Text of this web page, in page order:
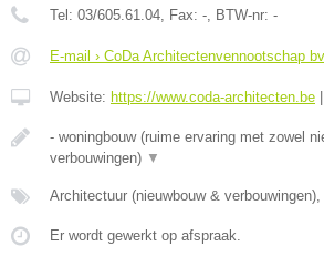
Tel: 03/605.61.04 , Fax: - , BTW-nr: -
E-mail › CoDa Architectenvennootschap bv
Website: https://www.coda-architecten.be |
- woningbouw (ruime ervaring met zowel
verbouwingen) ▼
Architectuur (nieuwbouw &
Er wordt gewerkt op afspraak.